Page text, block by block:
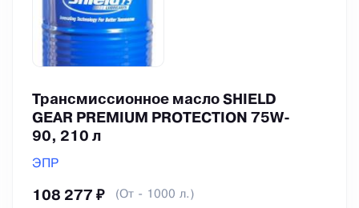
Трансмиссионное масло SHIELD
GEAR PREMIUM PROTECTION 75W-
90, 210 л
ЭПР
108 277 ₽ (От - 1000 л.)